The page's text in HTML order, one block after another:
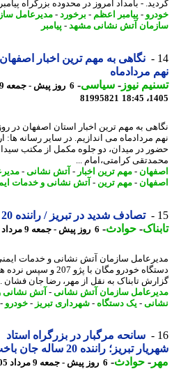
- بامداد امروز در محدوده بزرگراه پیامبر
-پیامبر اعظم-برخورد-مدیرعامل
آتش نشانی مشهد-پیامبر
نگاهی به مهم ترین اخبار اصفهان در
مردادماه
نیوز-سیاسی-
6 روز پیش -
81995821
به مهم ترین اخبار استان اصفهان در روز
مردادماه می اندازیم. در سایر رسانه ها:
در میدان، دو جلوه مکمل از مکتب
کرامتی،امام ...
-مهم ترین اخبار -آتش نشانی-
-مهم ترین- آتش نشانی و خدمات ایمنی
تصادف شدید در تبریز / راننده 20 ساله جان باخت
-حوادث -6 روز پیش - جمعه 9 مرداد 1405، 18:25
سازمان آتش نشانی و خدمات ایمنی
دستگاه خودرو مگان با پژو
تابناک به نقل از مهر، رضا جان فشان ...
سازمان آتش نشانی-آتش نشانی و
-یک دستگاه-شهرداری تبریز- خودرو-
سانحه مرگبار در بزرگراه استاد
تبریز؛ راننده 20 ساله جان باخت
-حوادث -
6 روز پیش - جمعه 9 مرداد 1405،